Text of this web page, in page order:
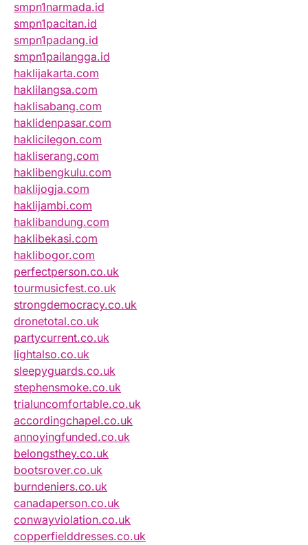
smpn1narmada.id
smpn1pacitan.id
smpn1padang.id
smpn1pailangga.id
haklijakarta.com
haklilangsa.com
haklisabang.com
haklidenpasar.com
haklicilegon.com
hakliserang.com
haklibengkulu.com
haklijogja.com
haklijambi.com
haklibandung.com
haklibekasi.com
haklibogor.com
perfectperson.co.uk
tourmusicfest.co.uk
strongdemocracy.co.uk
dronetotal.co.uk
partycurrent.co.uk
lightalso.co.uk
sleepyguards.co.uk
stephensmoke.co.uk
trialuncomfortable.co.uk
accordingchapel.co.uk
annoyingfunded.co.uk
belongsthey.co.uk
bootsrover.co.uk
burndeniers.co.uk
canadaperson.co.uk
conwayviolation.co.uk
copperfielddresses.co.uk